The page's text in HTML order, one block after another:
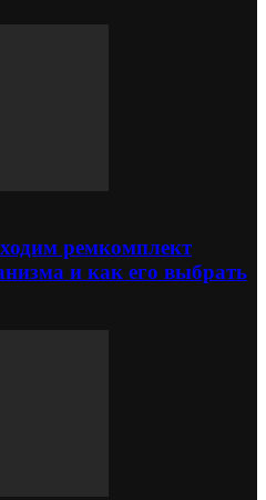
ремкомплект
и как его выбрать